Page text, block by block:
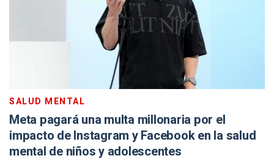
SALUD MENTAL
Meta pagará una multa millonaria por el
impacto de Instagram y Facebook en la salud
mental de niños y adolescentes